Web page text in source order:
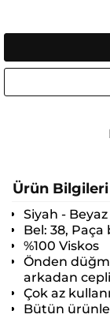
Ürün Bilgileri
Siyah - Beyaz
Bel: 38, Paça
%100 Viskos
Önden
arkadan
Çok az
Bütün